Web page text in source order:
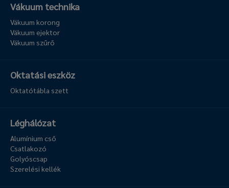
Vákuum technika
Vákuum korong
Vákuum ejektor
Vákuum szűrő
Oktatási eszköz
Oktatótábla szett
Léghálózat
Alumínium cső
Csatlakozó
Golyóscsap
Szerelési kellék